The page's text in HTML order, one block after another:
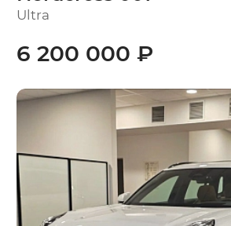
Ultra
6 200 000 ₽